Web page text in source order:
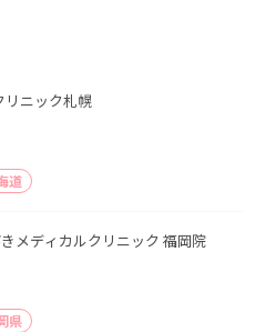
リニック札幌
道
メディカルクリニック 福岡院
県